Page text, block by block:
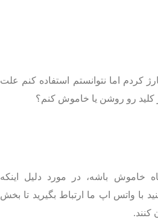
۶ ساعت شارژ کردم اما نتوانستم استفاده کنم علت
رو روشن یا خاموش کنم؟
خاموش باشه، در مورد دلیل اینکه
با واتس اپ ما ارتباط بگیرید تا بخش
کنند.